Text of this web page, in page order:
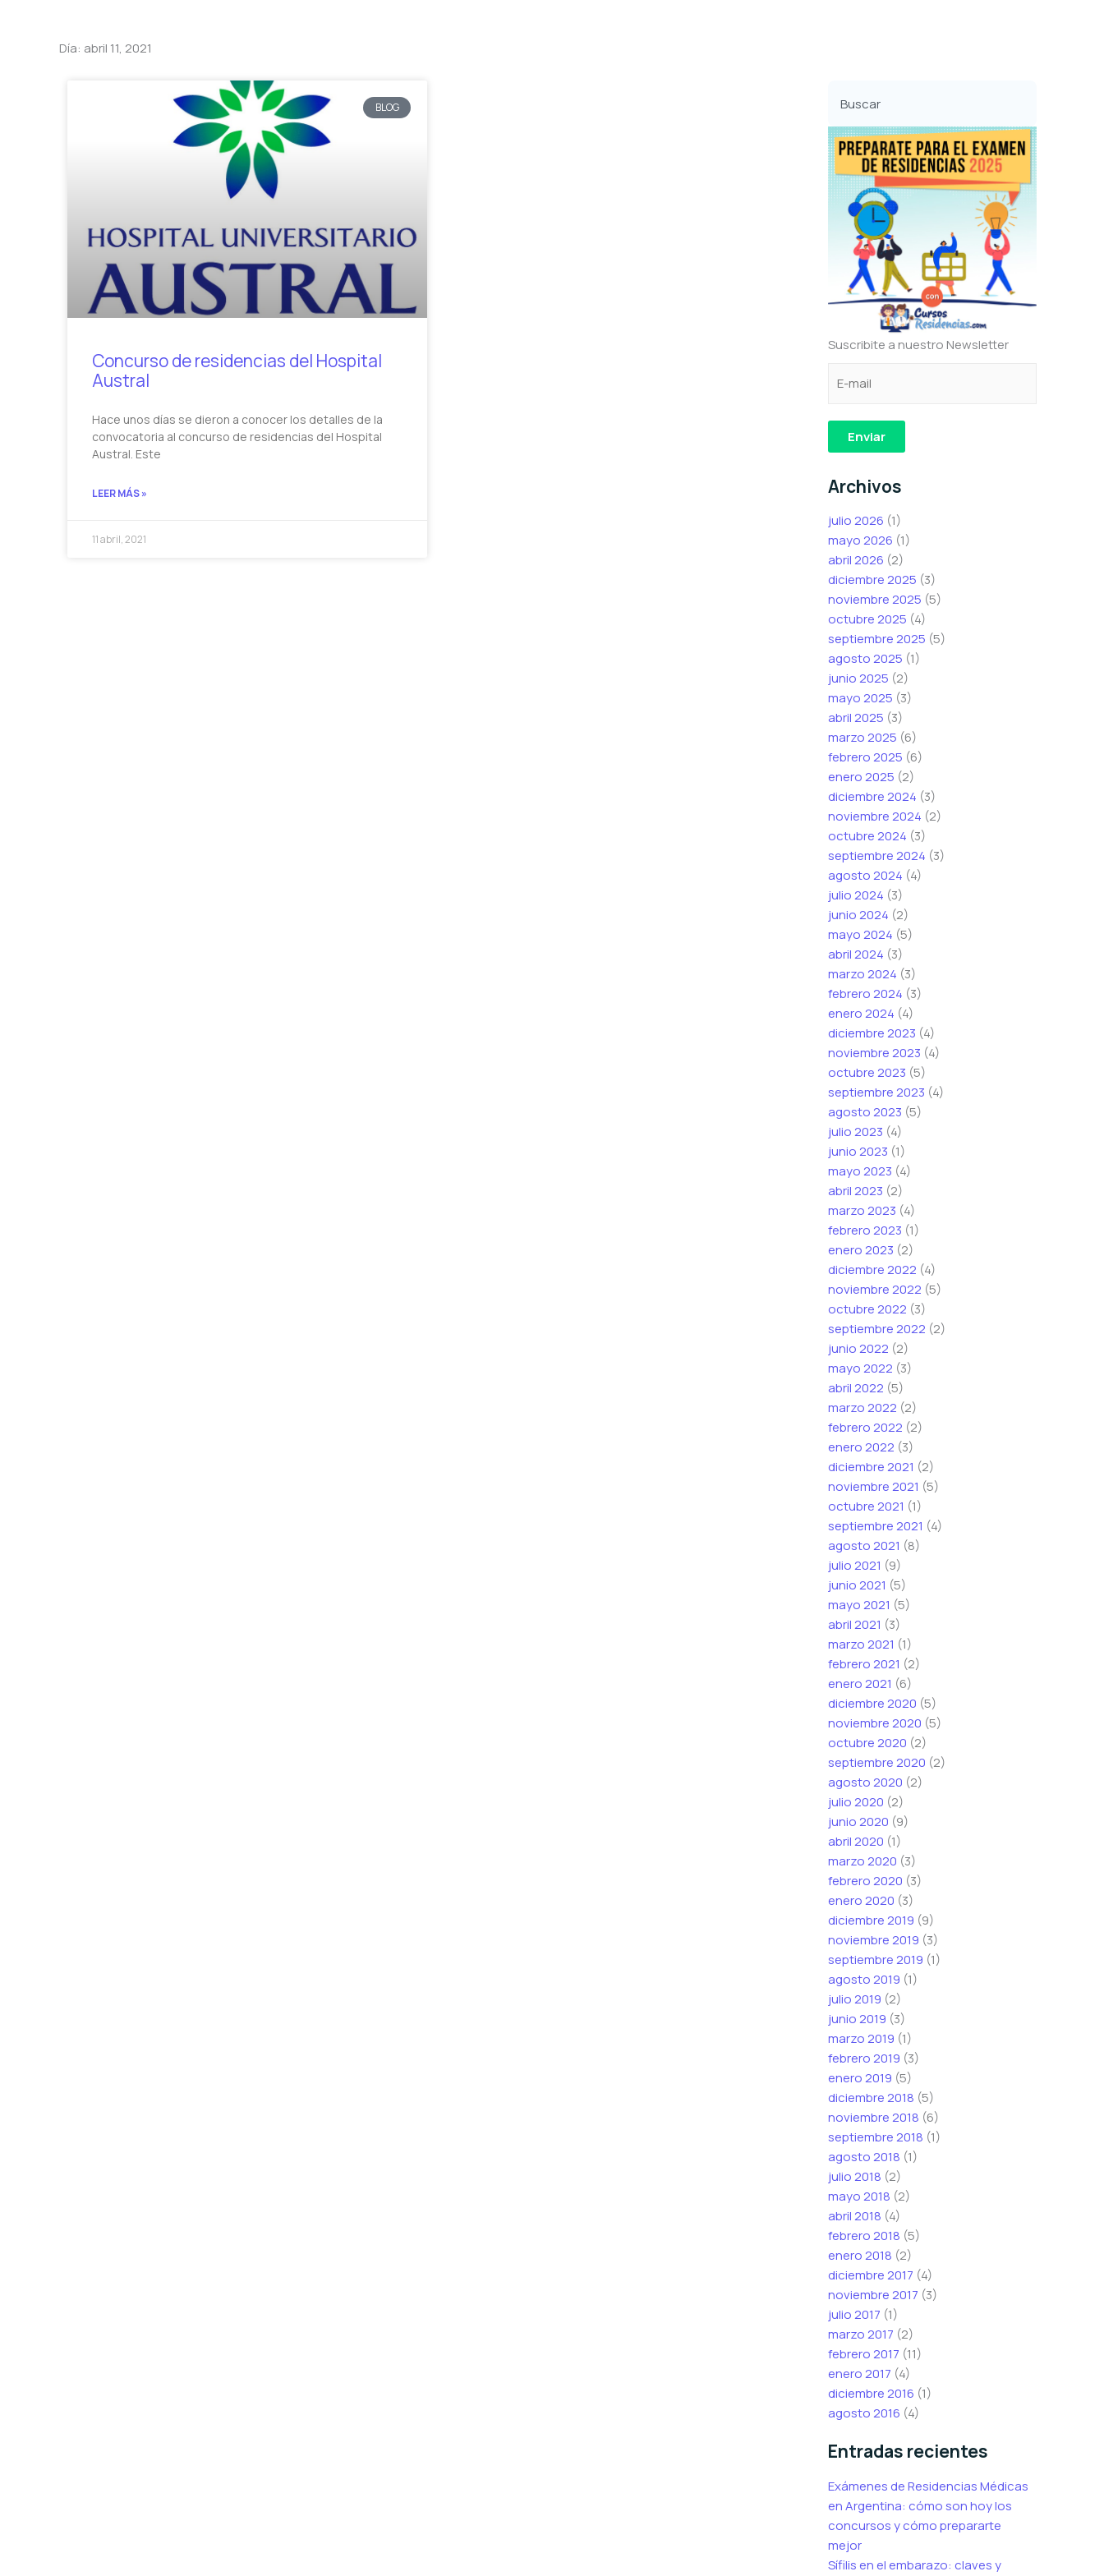
Día: abril 11, 2021
BLOG
Concurso de residencias del Hospital
Austral
Hace unos días se dieron a conocer los detalles de la
convocatoria al concurso de residencias del Hospital
Austral. Este
LEER MÁS »
11 abril, 2021
Suscribite a nuestro Newsletter
t
ó
i
c
o
C
o
r
r
e
o
e
e
e
c
t
r
ó
n
i
c
o
*
e
e
e
c
t
r
ó
n
i
c
o
*
Enviar
Archivos
julio 2026 (1)
mayo 2026 (1)
abril 2026 (2)
diciembre 2025 (3)
noviembre 2025 (5)
octubre 2025 (4)
septiembre 2025 (5)
agosto 2025 (1)
junio 2025 (2)
mayo 2025 (3)
abril 2025 (3)
marzo 2025 (6)
febrero 2025 (6)
enero 2025 (2)
diciembre 2024 (3)
noviembre 2024 (2)
octubre 2024 (3)
septiembre 2024 (3)
agosto 2024 (4)
julio 2024 (3)
junio 2024 (2)
mayo 2024 (5)
abril 2024 (3)
marzo 2024 (3)
febrero 2024 (3)
enero 2024 (4)
diciembre 2023 (4)
noviembre 2023 (4)
octubre 2023 (5)
septiembre 2023 (4)
agosto 2023 (5)
julio 2023 (4)
junio 2023 (1)
mayo 2023 (4)
abril 2023 (2)
marzo 2023 (4)
febrero 2023 (1)
enero 2023 (2)
diciembre 2022 (4)
noviembre 2022 (5)
octubre 2022 (3)
septiembre 2022 (2)
junio 2022 (2)
mayo 2022 (3)
abril 2022 (5)
marzo 2022 (2)
febrero 2022 (2)
enero 2022 (3)
diciembre 2021 (2)
noviembre 2021 (5)
octubre 2021 (1)
septiembre 2021 (4)
agosto 2021 (8)
julio 2021 (9)
junio 2021 (5)
mayo 2021 (5)
abril 2021 (3)
marzo 2021 (1)
febrero 2021 (2)
enero 2021 (6)
diciembre 2020 (5)
noviembre 2020 (5)
octubre 2020 (2)
septiembre 2020 (2)
agosto 2020 (2)
julio 2020 (2)
junio 2020 (9)
abril 2020 (1)
marzo 2020 (3)
febrero 2020 (3)
enero 2020 (3)
diciembre 2019 (9)
noviembre 2019 (3)
septiembre 2019 (1)
agosto 2019 (1)
julio 2019 (2)
junio 2019 (3)
marzo 2019 (1)
febrero 2019 (3)
enero 2019 (5)
diciembre 2018 (5)
noviembre 2018 (6)
septiembre 2018 (1)
agosto 2018 (1)
julio 2018 (2)
mayo 2018 (2)
abril 2018 (4)
febrero 2018 (5)
enero 2018 (2)
diciembre 2017 (4)
noviembre 2017 (3)
julio 2017 (1)
marzo 2017 (2)
febrero 2017 (11)
enero 2017 (4)
diciembre 2016 (1)
agosto 2016 (4)
Entradas recientes
Exámenes de Residencias Médicas
en Argentina: cómo son hoy los
concursos y cómo prepararte
mejor
Sífilis en el embarazo: claves y